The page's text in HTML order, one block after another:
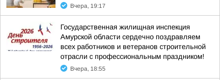
Вчера, 19:17
Государственная жилищная инспекция
Амурской области сердечно поздравляем
всех работников и ветеранов строительной
отрасли с профессиональным праздником!
Вчера, 18:55